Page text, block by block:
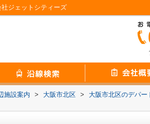
ジェットシティーズ
施設案内 > 大阪市北区 > 大阪市北区のデパー